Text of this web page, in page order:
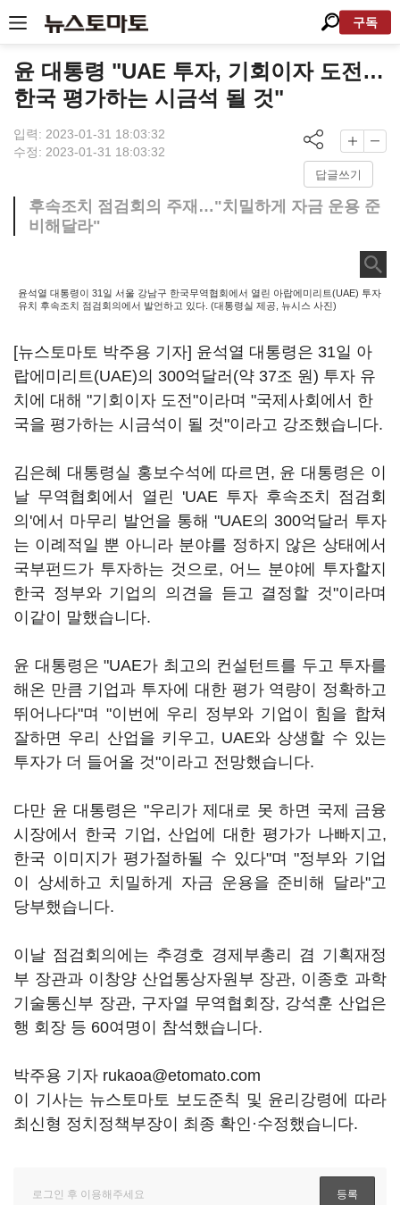
구독
윤 대통령 "UAE 투자, 기회이자 도전…
한국 평가하는 시금석 될 것"
입력: 2023-01-31 18:03:32
수정: 2023-01-31 18:03:32
답글쓰기
후속조치 점검회의 주재…"치밀하게 자금 운용 준
비해달라"
윤석열 대통령이 31일 서울 강남구 한국무역협회에서 열린 아랍에미리트(UAE) 투자
유치 후속조치 점검회의에서 발언하고 있다. (대통령실 제공, 뉴시스 사진)
[뉴스토마토 박주용 기자] 윤석열 대통령은 31일 아
랍에미리트(UAE)의 300억달러(약 37조 원) 투자 유
치에 대해 "기회이자 도전"이라며 "국제사회에서 한
국을 평가하는 시금석이 될 것"이라고 강조했습니다.
김은혜 대통령실 홍보수석에 따르면, 윤 대통령은 이
날 무역협회에서 열린 'UAE 투자 후속조치 점검회
의'에서 마무리 발언을 통해 "UAE의 300억달러 투자
는 이례적일 뿐 아니라 분야를 정하지 않은 상태에서
국부펀드가 투자하는 것으로, 어느 분야에 투자할지
한국 정부와 기업의 의견을 듣고 결정할 것"이라며
이같이 말했습니다.
윤 대통령은 "UAE가 최고의 컨설턴트를 두고 투자를
해온 만큼 기업과 투자에 대한 평가 역량이 정확하고
뛰어나다"며 "이번에 우리 정부와 기업이 힘을 합쳐
잘하면 우리 산업을 키우고, UAE와 상생할 수 있는
투자가 더 들어올 것"이라고 전망했습니다.
다만 윤 대통령은 "우리가 제대로 못 하면 국제 금융
시장에서 한국 기업, 산업에 대한 평가가 나빠지고,
한국 이미지가 평가절하될 수 있다"며 "정부와 기업
이 상세하고 치밀하게 자금 운용을 준비해 달라"고
당부했습니다.
이날 점검회의에는 추경호 경제부총리 겸 기획재정
부 장관과 이창양 산업통상자원부 장관, 이종호 과학
기술통신부 장관, 구자열 무역협회장, 강석훈 산업은
행 회장 등 60여명이 참석했습니다.
박주용 기자 rukaoa@etomato.com
이 기사는 뉴스토마토 보도준칙 및 윤리강령에 따라
최신형 정치정책부장이 최종 확인·수정했습니다.